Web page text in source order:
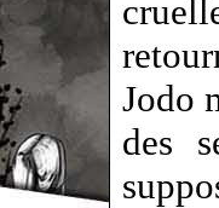
Jodo
des